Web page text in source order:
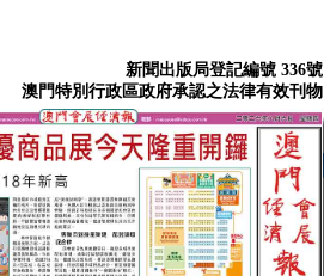
新聞出版局登記編號 336號
澳門特別行政區政府承認之法律有效刊物